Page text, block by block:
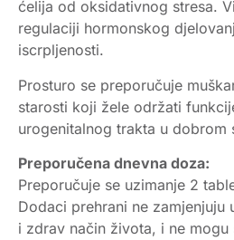
ćelija od oksidativnog stresa.
regulaciji hormonskog
iscrpljenosti.
Prosturo se preporučuje
starosti koji žele održati
urogenitalnog trakta u dobrom
Preporučena dnevna doza:
Preporučuje se uzimanje 2
Dodaci prehrani ne zamjenjuju
i zdrav način života, i ne mogu